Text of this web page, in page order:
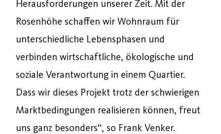
Herausforderungen unserer Zeit. Mit der
Rosenhöhe schaffen wir Wohnraum für
unterschiedliche Lebensphasen und
verbinden wirtschaftliche, ökologische und
soziale Verantwortung in einem Quartier.
Dass wir dieses Projekt trotz der schwierigen
Marktbedingungen realisieren können, freut
uns ganz besonders“, so Frank Venker.